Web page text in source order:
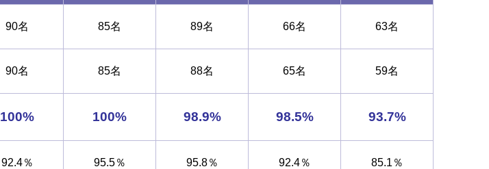
90名 85名 89名 66名 63名
90名 85名 88名 65名 59名
100% 100% 98.9% 98.5% 93.7%
92.4％ 95.5％ 95.8％ 92.4％ 85.1％